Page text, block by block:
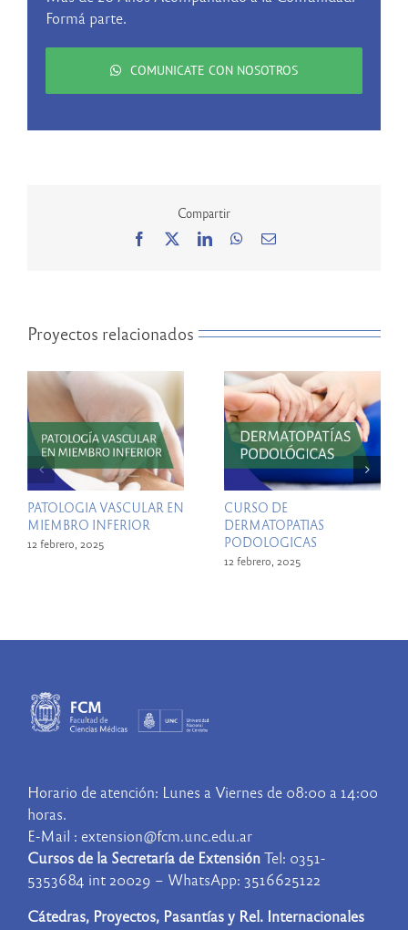
Formá parte.
COMUNICATE CON NOSOTROS
Compartir
Facebook LinkedInWhatsApp
Correo
Proyectos relacionados
PATOLOGIA VASCULAR EN
MIEMBRO INFERIOR
12 febrero, 2025
CURSO DE
DERMATOPATIAS
PODOLOGICAS
12 febrero, 2025
Horario de atención: Lunes a Viernes de 08:00 a 14:00
horas.
E-Mail : extension@fcm.unc.edu.ar
Cursos de la Secretaría de ExtensiónTel: 0351-
5353684 int 20029 – WhatsApp: 3516625122
Cátedras, Proyectos, Pasantías y Rel. Internacionales